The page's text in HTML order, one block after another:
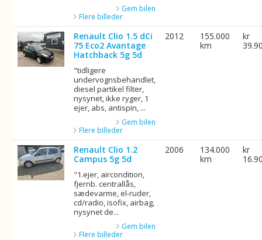
Gem bilen
Flere billeder
Renault Clio 1.5 dCi
75 Eco2 Avantage
Hatchback 5g 5d
"tidligere
undervognsbehandlet,
diesel partikel filter,
nysynet, ikke ryger, 1
ejer, abs, antispin, ...
Gem bilen
Flere billeder
2012
155.000
km
kr
Renault Clio 1.2
Campus 5g 5d
"1.ejer, aircondition,
fjernb. centrallås,
sædevarme, el-ruder,
cd/radio, isofix, airbag,
nysynet de...
Gem bilen
Flere billeder
2006
134.000
km
kr